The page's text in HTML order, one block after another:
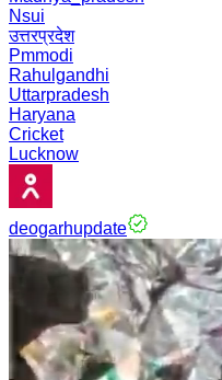
Nsui
उत्तरप्रदेश
Pmmodi
Rahulgandhi
Uttarpradesh
Haryana
Cricket
Lucknow
deogarhupdate